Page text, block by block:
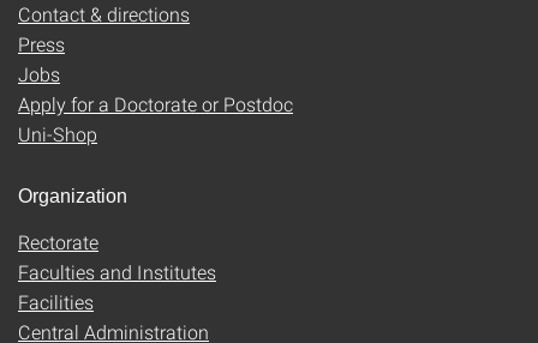
Contact & directions
Press
Jobs
Apply for a Doctorate or Postdoc
Uni-Shop
Organization
Rectorate
Faculties and Institutes
Facilities
Central Administration